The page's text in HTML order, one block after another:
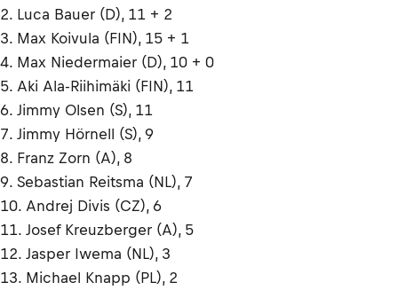
2. Luca Bauer (D), 11 + 2
3. Max Koivula (FIN), 15 + 1
4. Max Niedermaier (D), 10 + 0
5. Aki Ala-Riihimäki (FIN), 11
6. Jimmy Olsen (S), 11
7. Jimmy Hörnell (S), 9
8. Franz Zorn (A), 8
9. Sebastian Reitsma (NL), 7
10. Andrej Divis (CZ), 6
11. Josef Kreuzberger (A), 5
12. Jasper Iwema (NL), 3
13. Michael Knapp (PL), 2